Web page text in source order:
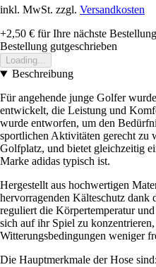
inkl. MwSt. zzgl. Versandkosten
+2,50 € für Ihre nächste
Bestellung gutgeschrieben
Loading...
Beschreibung
Für angehende junge Golfer
entwickelt, die Leistung und
wurde entworfen, um den
sportlichen Aktivitäten gerecht zu
Golfplatz, und bietet gleichzeitig
Marke adidas typisch ist.
Hergestellt aus hochwertigen
hervorragenden Kälteschutz
reguliert die Körpertemperatur
sich auf ihr Spiel zu
Witterungsbedingungen weniger
Die Hauptmerkmale der Hose sind: